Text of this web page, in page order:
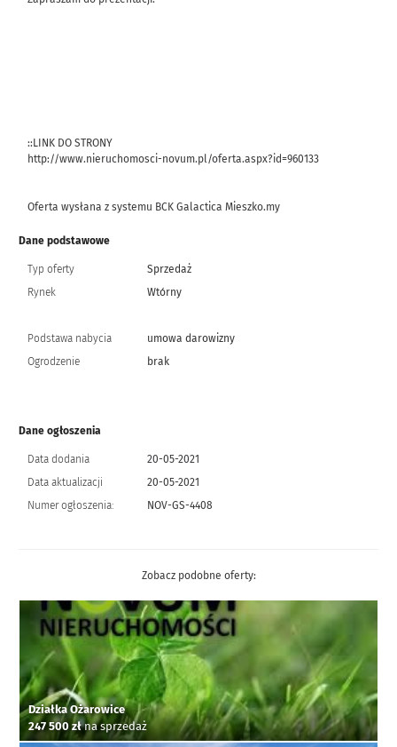
::LINK DO STRONY
http://www.nieruchomosci-novum.pl/oferta.aspx?id=960133
Oferta wysłana z systemu BCK Galactica Mieszko.my
Dane podstawowe
Typ oferty
Sprzedaż
Rynek
Wtórny
Podstawa nabycia
umowa darowizny
Ogrodzenie
brak
Dane ogłoszenia
Data dodania
20-05-2021
Data aktualizacji
20-05-2021
Numer ogłoszenia:
NOV-GS-4408
Zobacz podobne oferty:
Działka Ożarowice
247 500 złna sprzedaż